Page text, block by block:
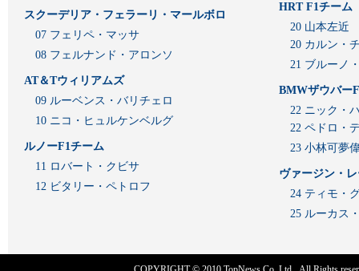
スクーデリア・フェラーリ・マールボロ
07 フェリペ・マッサ
08 フェルナンド・アロンソ
AT＆Tウィリアムズ
09 ルーベンス・バリチェロ
10 ニコ・ヒュルケンベルグ
ルノーF1チーム
11 ロバート・クビサ
12 ビタリー・ペトロフ
HRT F1チーム
20 山本左近
20 カルン・
21 ブルーノ
BMWザウバー
22 ニック・
22 ペドロ・
23 小林可夢
ヴァージン・
24 ティモ・
25 ルーカス